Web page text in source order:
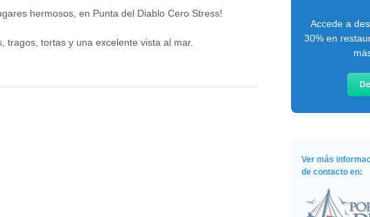
hermosos, en Punta del Diablo Cero Stress!
tragos, tortas y una excelente vista al mar.
Accede a
30% en
Ver más
de contacto en: